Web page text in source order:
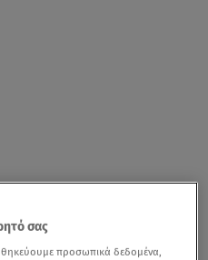
σας
προσωπικά δεδομένα,